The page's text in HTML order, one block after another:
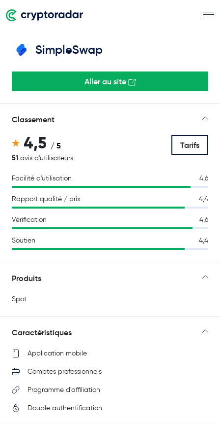
SimpleSwap
Aller au site
Classement
4,5 / 5
51 avis d'utilisateurs
Tarifs
Facilité d'utilisation 4,6
Rapport qualité / prix 4,4
Vérification 4,6
Soutien 4,4
Produits
Spot
Caractéristiques
Application mobile
Comptes professionnels
Programme d'affiliation
Double authentification